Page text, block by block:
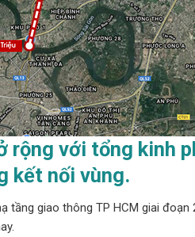
rộng với tổng kinh
kết nối vùng.
giao thông TP HCM giai